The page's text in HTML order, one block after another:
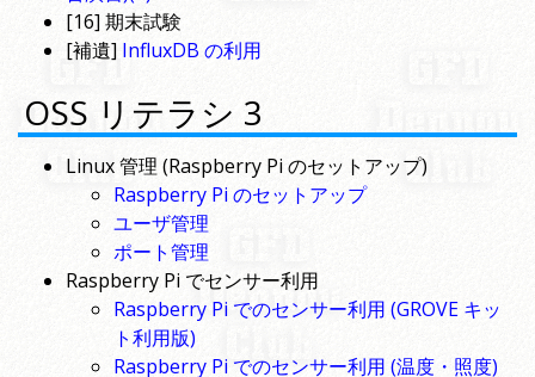
[16] 期末試験
[補遺] InfluxDB の利用
OSS リテラシ 3
Linux 管理 (Raspberry Pi のセットアップ)
Raspberry Pi のセットアップ
ユーザ管理
ポート管理
Raspberry Pi でセンサー利用
Raspberry Pi でのセンサー利用 (GROVE キッ
ト利用版)
Raspberry Pi でのセンサー利用 (温度・照度)